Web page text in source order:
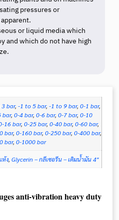
pressures or
or liquid media which
and which do not have high
bar,-1 to 5 bar,-1 to 9 bar,0-1 bar,
bar,0-4 bar,0-6 bar,0-7 bar,0-10
16 bar,0-25 bar,0-40 bar,0-60 bar,
bar,0-160 bar,0-250 bar,0-400 bar,
bar,0-1000 bar
ห้ง,Glycerin – กลีเซอรีน – เติมน้ำมัน 4"
anti-vibration heavy duty